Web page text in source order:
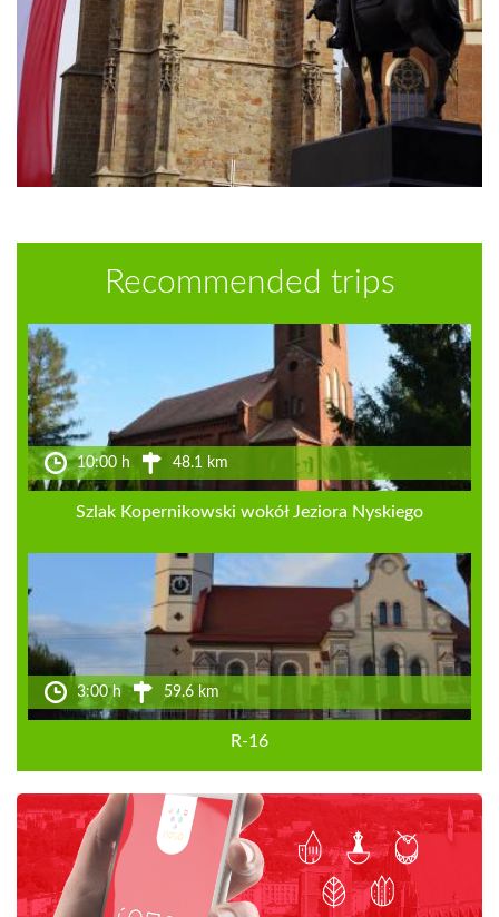
Recommended trips
10:00 h 48.1 km
Szlak Kopernikowski wokół Jeziora Nyskiego
3:00 h 59.6 km
R-16